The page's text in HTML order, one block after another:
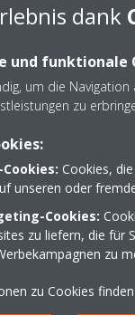
dank
und funktionale
um die
zu
Cookies,
unseren oder
Cookies:
zu liefern, die für
zu
zu Cookies